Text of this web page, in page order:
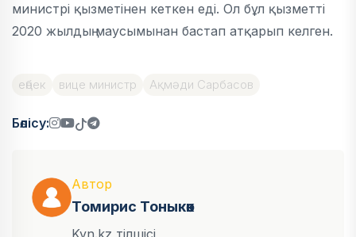
министрі қызметінен кеткен еді. Ол бұл қызметті
2020 жылдың маусымынан бастап атқарып келген.
еңбек вице министр Ақмәди Сарбасов
Бөлісу:
Автор
Томирис Тоныкөк
Kyn.kz тілшісі